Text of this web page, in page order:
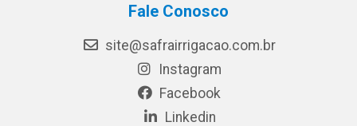
Fale Conosco
site@safrairrigacao.com.br
Instagram
Facebook
Linkedin